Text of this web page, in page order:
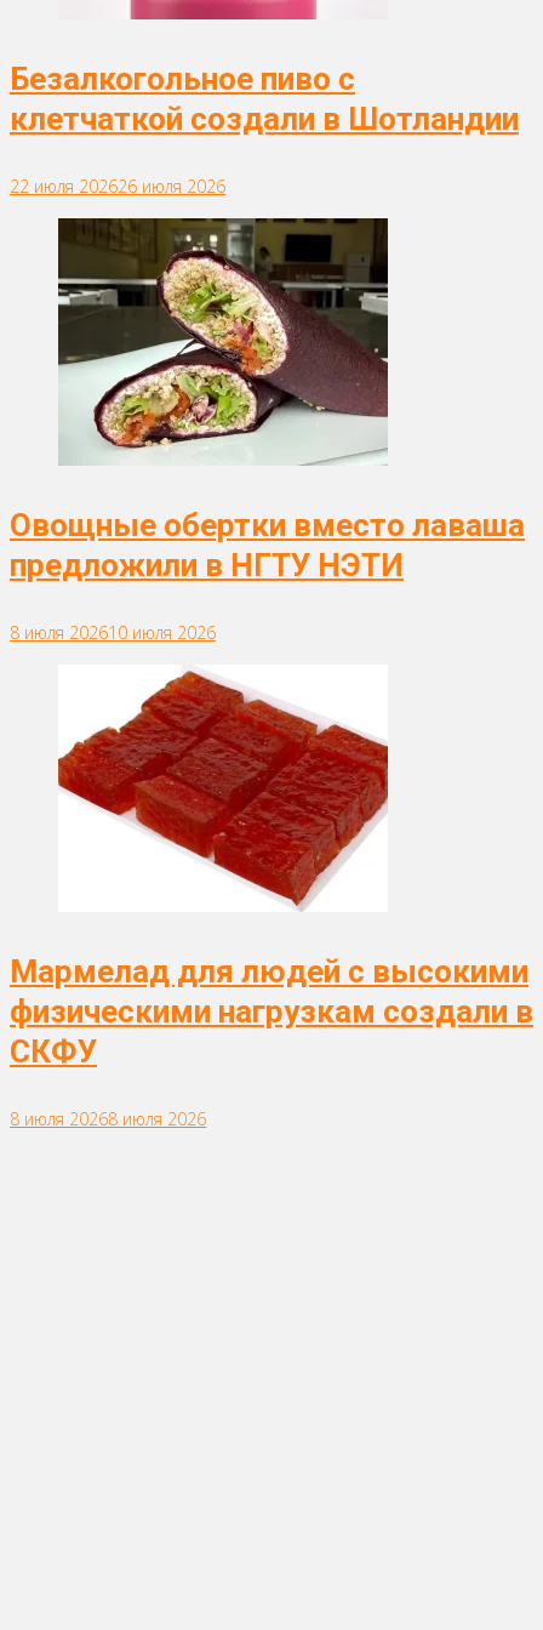
Безалкогольное пиво с
клетчаткой создали в Шотландии
22 июля 202626 июля 2026
Овощные обертки вместо лаваша
предложили в НГТУ НЭТИ
8 июля 202610 июля 2026
Мармелад для людей с высокими
физическими нагрузкам создали в
СКФУ
8 июля 20268 июля 2026